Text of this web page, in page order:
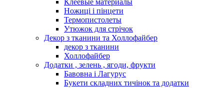
Клеевые материалы
Ножиці і пінцети
Термопистолеты
Утюжок для стрічок
Декор з тканини та Холлофайбер
декор з тканини
Холлофайбер
Додатки , зелень , ягоди, фрукти
Бавовна і Лагурус
Букети складних тичінок та додатки